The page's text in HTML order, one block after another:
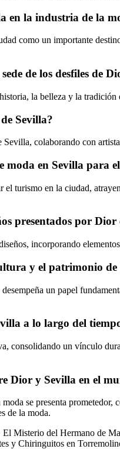
en la industria de la
como un importante
de los desfiles de
la belleza y la
Sevilla?
colaborando con
moda en Sevilla para
turismo en la ciudad,
presentados por Dior
incorporando
y el patrimonio de
un papel
a lo largo del
consolidando un vínculo
Dior y Sevilla en el
se presenta
de la moda.
El Misterio del Hermano de
y Chiringuitos en